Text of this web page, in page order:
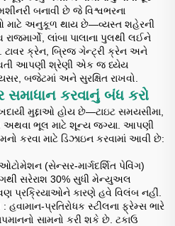
બનાવી છે જે વિશ્વભરના
માટે અનુકૂળ થાય છે—વ્યસ્ત શહેરની
લાંબા પાલાના પુલથી લઈને
ટાવર ક્રેન, બ્રિજ ગેન્ટ્રી ક્રેન અને
થતી આપણી શ્રેણી એક જ ધ્યેય
બજેટમાં અને સુરક્ષિત રાખવો.
સમાધાન કરવાનું બંધ કરો
મુદ્દાઓ હોય છે—ટાઇટ સમયસીમા,
અથવા ભૂલ માટે શૂન્ય જગ્યા. આપણી
કરવા માટે ડિઝાઇન કરવામાં આવી છે:
(સેન્સર-માર્ગદર્શિત પેવિંગ)
સરેરાશ 30% સુધી મેન્યુઅલ
પ્રક્રિયાઓને કારણે હવે વિલંબ નહીં.
: હવામાન-પ્રતિરોધક સ્ટીલના ફ્રેમ્સ ભારે
સામનો કરી શકે છે. ટકાઉ